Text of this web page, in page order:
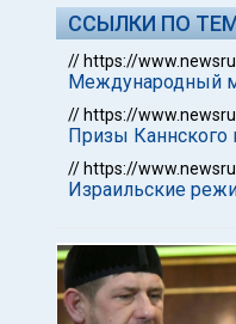
ССЫЛКИ ПО
// https://
Международный
// https://
Призы Каннского
// https://
Израильские